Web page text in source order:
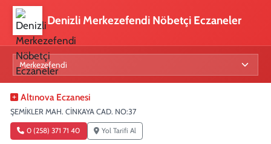
Denizli Merkezefendi Nöbetçi Eczaneler
Altınova Eczanesi
ŞEMİKLER MAH. CİNKAYA CAD. NO:37
0 (258) 371 71 40 Yol Tarifi Al